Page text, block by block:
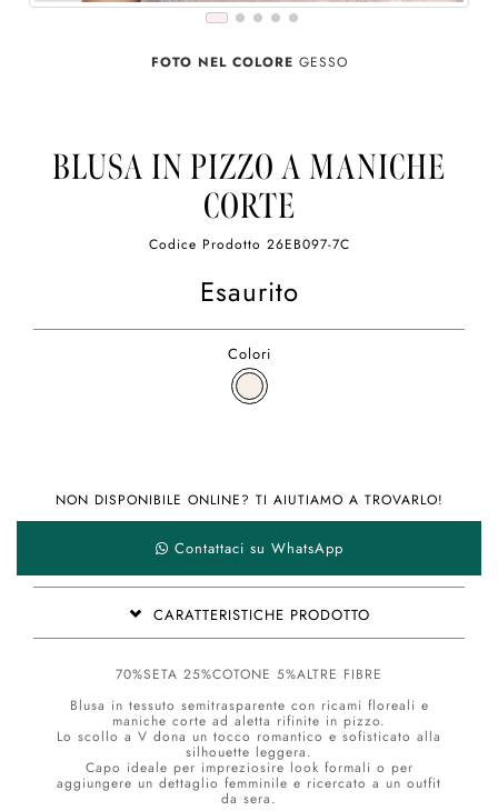
FOTO NEL COLORE GESSO
BLUSA IN PIZZO A MANICHE
CORTE
Codice Prodotto 26EB097-7C
Esaurito
Colori
NON DISPONIBILE ONLINE? TI AIUTIAMO A TROVARLO!
Contattaci su WhatsApp
CARATTERISTICHE PRODOTTO
70%SETA 25%COTONE 5%ALTRE FIBRE
Blusa in tessuto semitrasparente con ricami floreali e
maniche corte ad aletta rifinite in pizzo.
Lo scollo a V dona un tocco romantico e sofisticato alla
silhouette leggera.
Capo ideale per impreziosire look formali o per
aggiungere un dettaglio femminile e ricercato a un outfit
da sera.